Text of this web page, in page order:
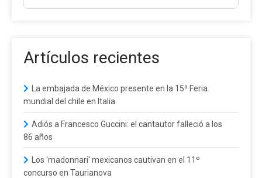
Artículos recientes
La embajada de México presente en la 15ª Feria
mundial del chile en Italia
Adiós a Francesco Guccini: el cantautor falleció a los
86 años
Los 'madonnari' mexicanos cautivan en el 11º
concurso en Taurianova